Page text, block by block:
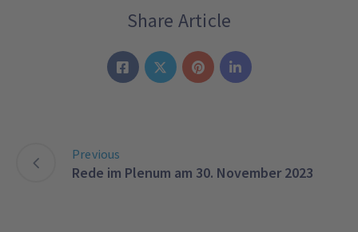
Share Article
Previous
Rede im Plenum am 30. November 2023